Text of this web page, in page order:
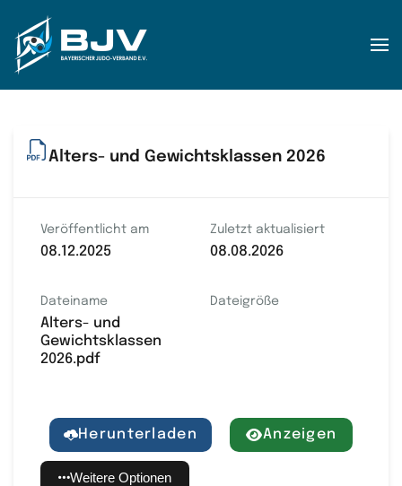
Zum Hauptinhalt springen
Alters- und Gewichtsklassen 2026
Veröffentlicht am
08.12.2025
Zuletzt aktualisiert
08.08.2026
Dateiname
Alters- und
Gewichtsklassen
2026.pdf
Dateigröße
Herunterladen Anzeigen
Weitere Optionen